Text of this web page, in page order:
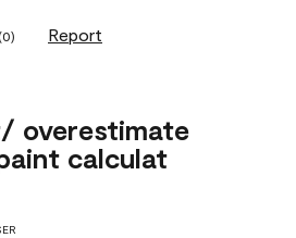
0) Report
overestimate
calculat